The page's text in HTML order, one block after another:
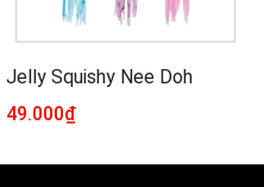
Jelly Squishy Nee Doh
49.000₫